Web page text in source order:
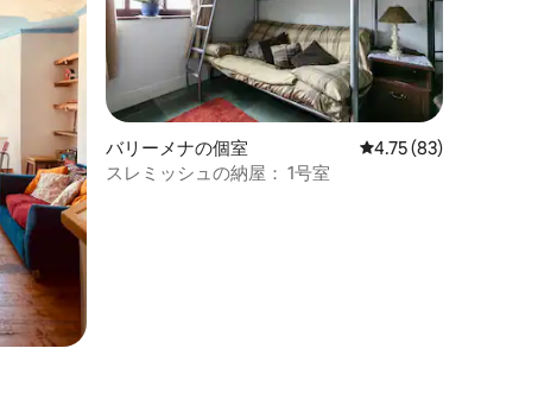
バリーメナの個室 レビュー83件、5つ
4.75 (83)
スレミッシュの納屋： 1号室